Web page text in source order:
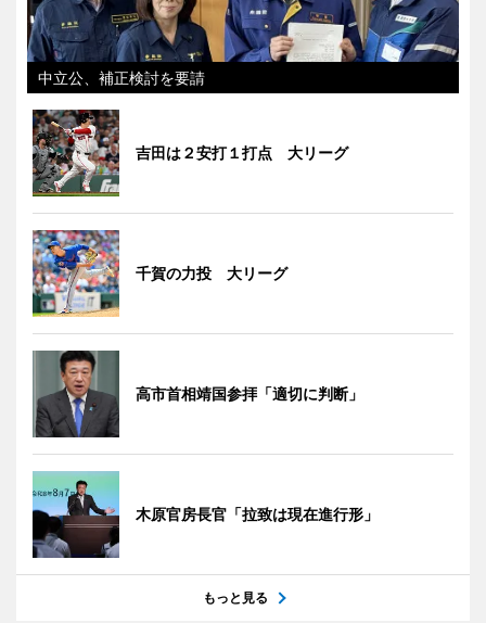
中立公、補正検討を要請
吉田は２安打１打点 大リーグ
千賀の力投 大リーグ
高市首相靖国参拝「適切に判断」
木原官房長官「拉致は現在進行形」
もっと見る